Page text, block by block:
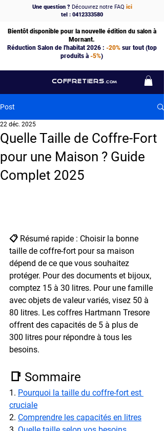
COFFRETIERS .COM
Une question ?Découvrez notre FAQ ici
tel : 0412333580
Bientôt disponible pour la nouvelle édition du salon à
Mornant.
Réduction Salon de l'habitat 2026 : -20%sur tout (top
produits à -5%)
Post
Quelle Taille de Coffre-Fort
pour une Maison ? Guide
Complet 2025
22 déc. 2025
📋 Résumé rapide : Choisir la bonne
taille de coffre-fort pour sa maison
dépend de ce que vous souhaitez
protéger. Pour des documents et bijoux,
comptez 15 à 30 litres. Pour une famille
avec objets de valeur variés, visez 50 à
80 litres. Les coffres Hartmann Tresore
offrent des capacités de 5 à plus de
300 litres pour répondre à tous les
besoins.
📑 Sommaire
1. Pourquoi la taille du coffre-fort est
cruciale
2. Comprendre les capacités en litres